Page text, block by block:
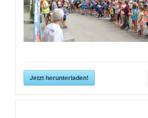
Jetzt herunterladen!